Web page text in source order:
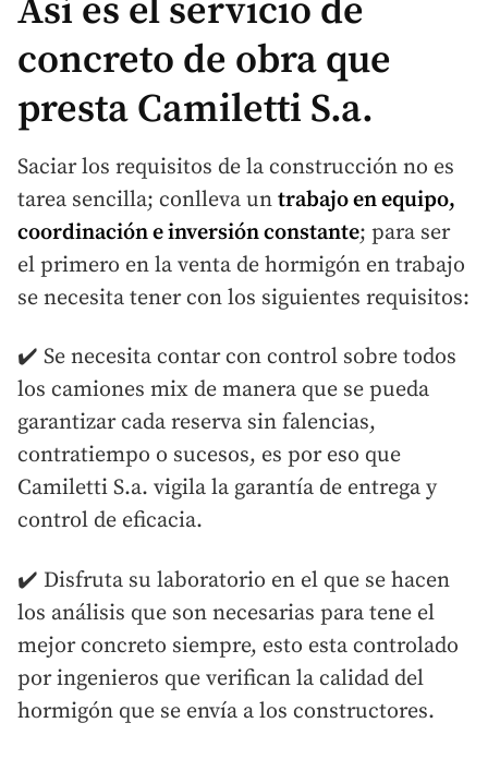
Así es el servicio de
concreto de obra que
presta Camiletti S.a.
Saciar los requisitos de la construcción no es
tarea sencilla; conlleva un trabajo en equipo,
coordinación e inversión constante; para ser
el primero en la venta de hormigón en trabajo
se necesita tener con los siguientes requisitos:
✔️ Se necesita contar con control sobre todos
los camiones mix de manera que se pueda
garantizar cada reserva sin falencias,
contratiempo o sucesos, es por eso que
Camiletti S.a. vigila la garantía de entrega y
control de eficacia.
✔️ Disfruta su laboratorio en el que se hacen
los análisis que son necesarias para tene el
mejor concreto siempre, esto esta controlado
por ingenieros que verifican la calidad del
hormigón que se envía a los constructores.